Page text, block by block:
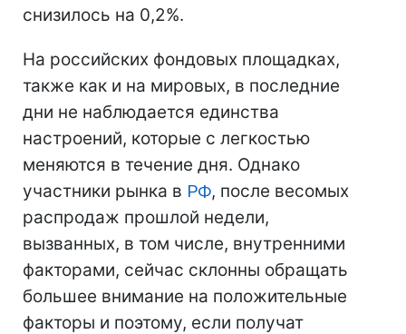
снизилось на 0,2%.
На российских фондовых площадках,
также как и на мировых, в последние
дни не наблюдается единства
настроений, которые с легкостью
меняются в течение дня. Однако
участники рынка в РФ, после весомых
распродаж прошлой недели,
вызванных, в том числе, внутренними
факторами, сейчас склонны обращать
большее внимание на положительные
факторы и поэтому, если получат